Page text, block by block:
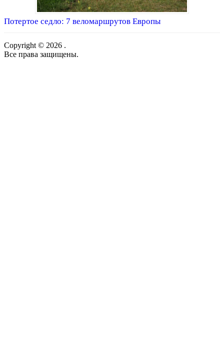
Потертое седло: 7 веломаршрутов Европы
Copyright © 2026 .
Все права защищены.